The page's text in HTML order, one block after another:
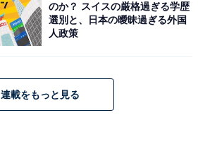
のか？ スイスの厳格過ぎる学歴
選別と、日本の曖昧過ぎる外国
人政策
連載をもっと見る